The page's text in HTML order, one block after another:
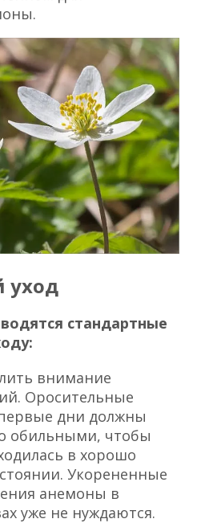
уход
стандартные
внимание
Оросительные
дни должны
обильными, чтобы
в хорошо
Укорененные
анемоны в
уже не нуждаются.